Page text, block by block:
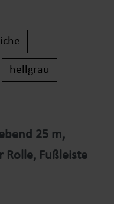
hellgrau
25 m,
Rolle, Fußleiste